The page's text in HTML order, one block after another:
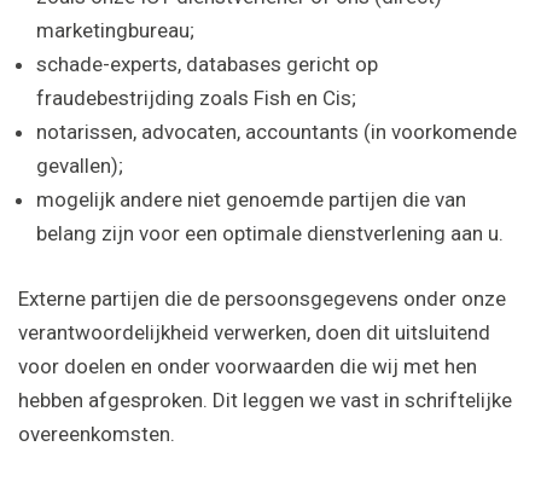
marketingbureau;
schade-experts, databases gericht op
fraudebestrijding zoals Fish en Cis;
notarissen, advocaten, accountants (in voorkomende
gevallen);
mogelijk andere niet genoemde partijen die van
belang zijn voor een optimale dienstverlening aan u.
Externe partijen die de persoonsgegevens onder onze
verantwoordelijkheid verwerken, doen dit uitsluitend
voor doelen en onder voorwaarden die wij met hen
hebben afgesproken. Dit leggen we vast in schriftelijke
overeenkomsten.